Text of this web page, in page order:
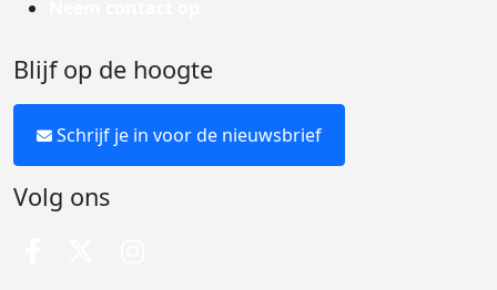
Blijf op de hoogte
Schrijf je in voor de nieuwsbrief
Volg ons